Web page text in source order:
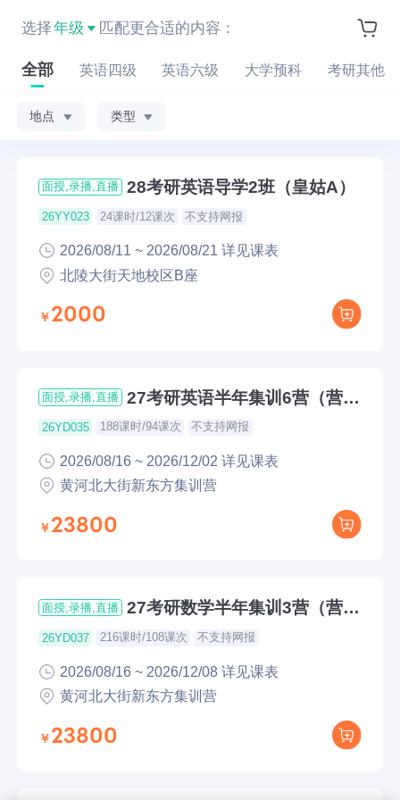
选择年级 匹配更合适的内容：
全部 英语四级 英语六级 大学预科 考研其他
地点 类型
面授,录播,直播 28考研英语导学2班（皇姑A）
26YY023 24课时/12课次 不支持网报
2026/08/11 ~ 2026/08/21 详见课表
北陵大街天地校区B座
2000
面授,录播,直播
27考研英语半年集训6营（营地
C）
26YD035 188课时/94课次 不支持网报
2026/08/16 ~ 2026/12/02 详见课表
黄河北大街新东方集训营
23800
面授,录播,直播
27考研数学半年集训3营（营地
C）
26YD037 216课时/108课次 不支持网报
2026/08/16 ~ 2026/12/08 详见课表
黄河北大街新东方集训营
23800